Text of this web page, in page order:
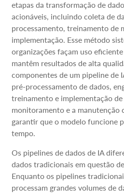
etapas da transformação de
acionáveis, incluindo coleta de
processamento, treinamento de
implementação. Esse método
organizações façam uso
mantêm resultados de alta
componentes de um pipeline de
pré-processamento de dados,
treinamento e implementação
monitoramento e a manutenção
garantir que o modelo funcione
tempo.
Os pipelines de dados de IA
dados tradicionais em questão
Enquanto os pipelines
processam grandes volumes de